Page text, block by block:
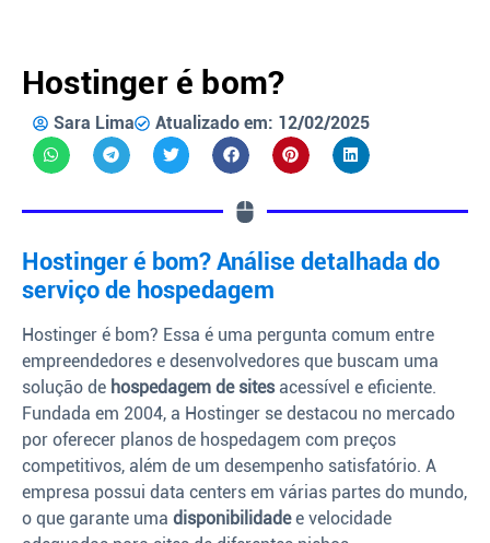
Hostinger é bom?
Sara Lima Atualizado em: 12/02/2025
Hostinger é bom? Análise detalhada do
serviço de hospedagem
Hostinger é bom? Essa é uma pergunta comum entre
empreendedores e desenvolvedores que buscam uma
solução de hospedagem de sitesacessível e eficiente.
Fundada em 2004, a Hostinger se destacou no mercado
por oferecer planos de hospedagem com preços
competitivos, além de um desempenho satisfatório. A
empresa possui data centers em várias partes do mundo,
o que garante uma disponibilidadee velocidade